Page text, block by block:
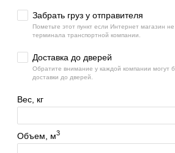
Забрать груз у отправителя
Пометьте этот пункт если Интернет магазин
терминала транспортной компании.
Доставка до дверей
Обратите внимание у каждой компании могут
доставки до дверей.
Вес, кг
Объем, м3